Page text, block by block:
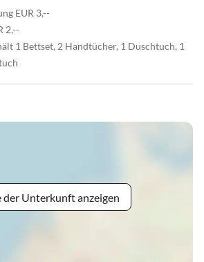
EUR 3,--
2,--
1 Bettset, 2 Handtücher, 1 Duschtuch, 1
der Unterkunft anzeigen